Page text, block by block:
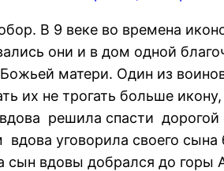
В 9 веке во времена
они и в дом одной
матери. Один из
их не трогать больше
решила спасти
уговорила своего сына
сын вдовы добрался до